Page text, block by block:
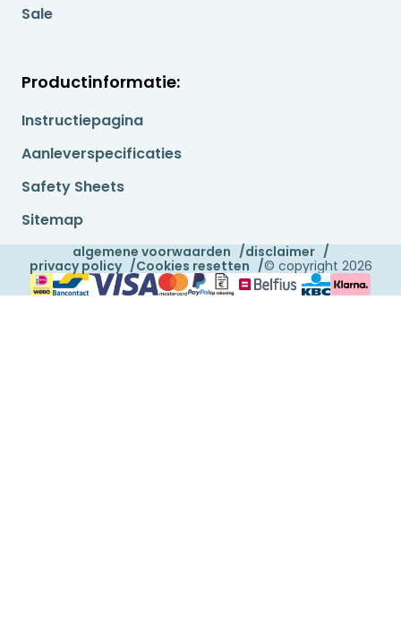
Sale
Productinformatie:
Instructiepagina
Aanleverspecificaties
Safety Sheets
Sitemap
algemene voorwaarden
disclaimer
privacy policy
Cookies resetten © copyright 2026